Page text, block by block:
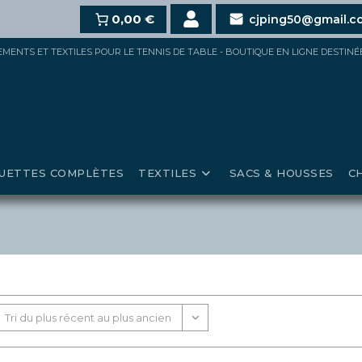
dès 100€,15%pour 150€ et jusqu’à20%au-delà
0,00 €
ET TEXTILES POUR LE TENNIS DE TABLE - BOUTIQUE EN LIGNE
COMPLÈTES TEXTILES SACS & HOUSSES
Tri du plus récent au plus ancien